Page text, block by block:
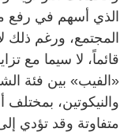
الذي أسهم في رفع
المجتمع، ورغم ذلك
قائماً، لا سيما مع
«الفيب» بين فئة
والنيكوتين،
متفاوتة وقد تؤدي